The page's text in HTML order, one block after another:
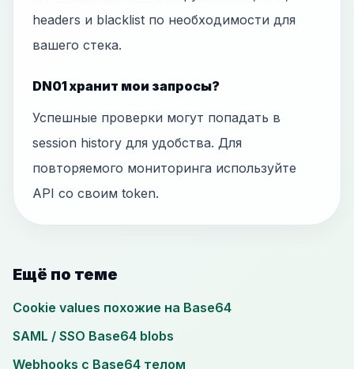
headers и blacklist по необходимости для
вашего стека.
DN01 хранит мои запросы?
Успешные проверки могут попадать в
session history для удобства. Для
повторяемого мониторинга используйте
API со своим token.
Ещё по теме
Cookie values похожие на Base64
SAML / SSO Base64 blobs
Webhooks с Base64 телом